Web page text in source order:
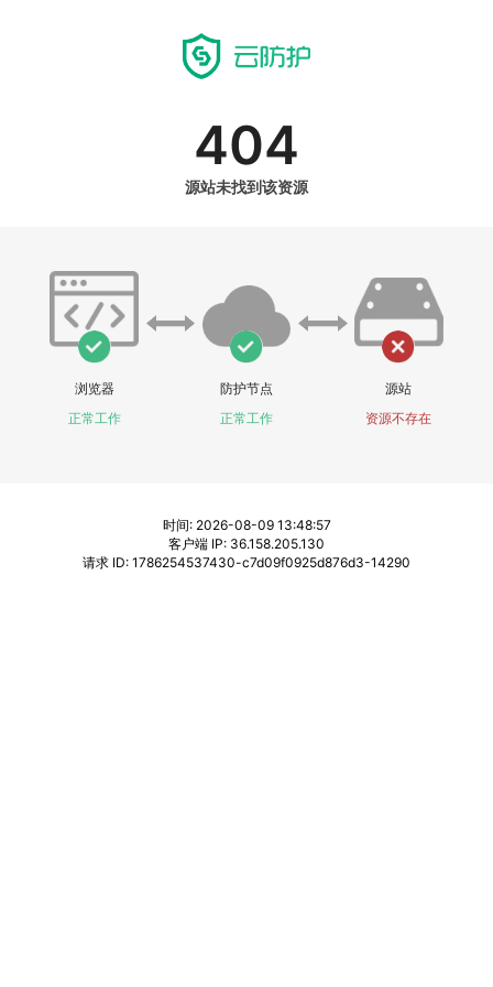
404
源站未找到该资源
浏览器
正常工作
防护节点
正常工作
源站
资源不存在
时间: 2026-08-09 13:48:57
客户端 IP: 36.158.205.130
请求 ID: 1786254537430-c7d09f0925d876d3-14290